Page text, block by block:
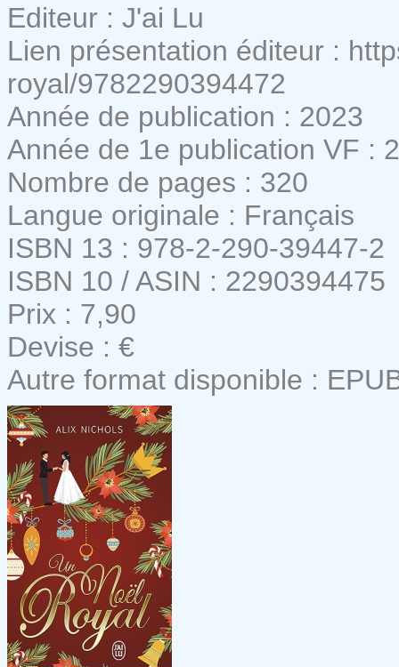
Editeur : J'ai Lu
Lien présentation éditeur :
royal/9782290394472
Année de publication : 2023
Année de 1e publication VF :
Nombre de pages : 320
Langue originale : Français
ISBN 13 : 978-2-290-39447-2
ISBN 10 / ASIN : 2290394475
Prix : 7,90
Devise : €
Autre format disponible :